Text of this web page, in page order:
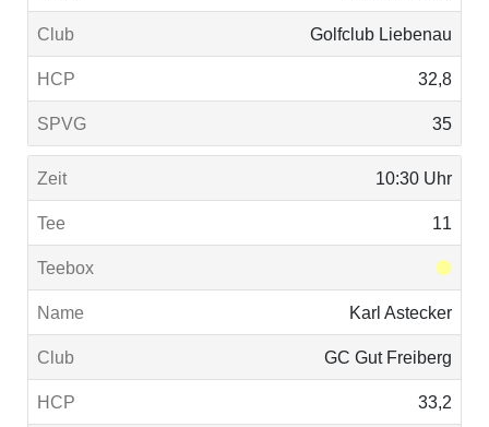
Golfclub Liebenau
32,8
35
10:30 Uhr
11
Karl Astecker
GC Gut Freiberg
33,2